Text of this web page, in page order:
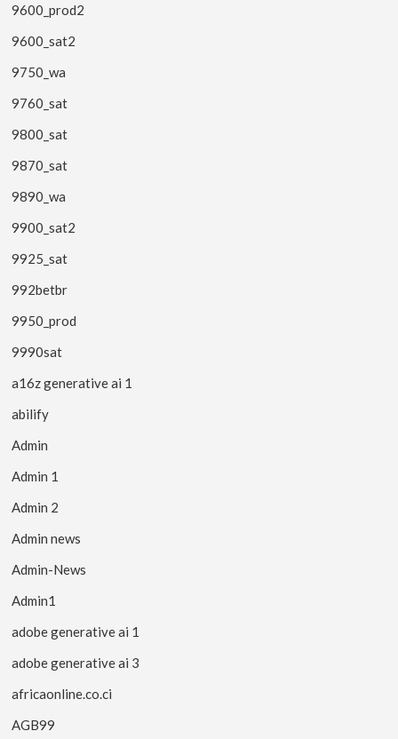
9600_prod2
9600_sat2
9750_wa
9760_sat
9800_sat
9870_sat
9890_wa
9900_sat2
9925_sat
992betbr
9950_prod
9990sat
a16z generative ai 1
abilify
Admin
Admin 1
Admin 2
Admin news
Admin-News
Admin1
adobe generative ai 1
adobe generative ai 3
africaonline.co.ci
AGB99